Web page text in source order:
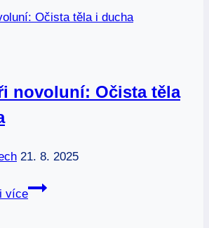
Prozkoumejte
novoluní: Očista těla
21. 8. 2025
více
Půst